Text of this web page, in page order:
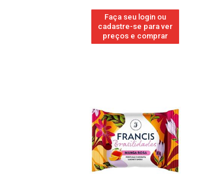
Faça seu login ou
cadastre-se para ver
preços e comprar